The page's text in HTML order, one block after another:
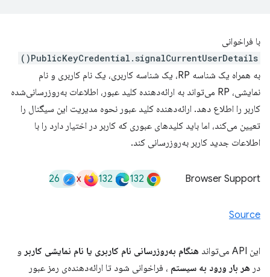
با فراخوانی
PublicKeyCredential.signalCurrentUserDetails()
به همراه یک شناسه RP، یک شناسه کاربری، یک نام کاربری و نام
نمایشی، RP می‌تواند به ارائه‌دهنده کلید عبور، اطلاعات به‌روزرسانی‌شده
کاربر را اطلاع دهد. ارائه‌دهنده کلید عبور نحوه مدیریت این سیگنال را
تعیین می‌کند، اما باید کلیدهای عبوری که کاربر در اختیار دارد را با
اطلاعات جدید کاربر به‌روزرسانی کند.
Browser Support
132
132
x
26
Source
این API می‌تواند هنگام به‌روزرسانی نام کاربری یا نام نمایشی کاربر و
در هر بار ورود به سیستم ، فراخوانی شود تا ارائه‌دهنده‌ی رمز عبور